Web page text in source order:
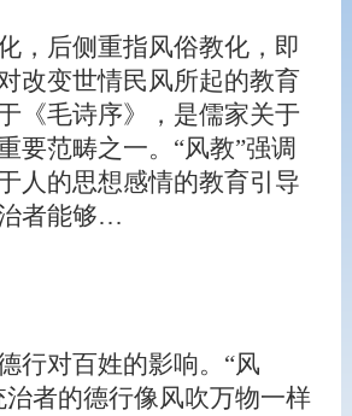
，后侧重指风俗教化，即
改变世情民风所起的教育
《毛诗序》，是儒家关于
要范畴之一。“风教”强调
人的思想感情的教育引导
者能够…
行对百姓的影响。“风
治者的德行像风吹万物一样